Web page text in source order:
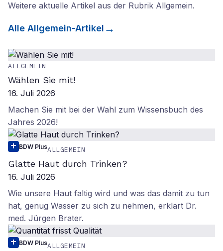
Weitere aktuelle Artikel aus der Rubrik Allgemein.
Alle Allgemein-Artikel
ALLGEMEIN
Wählen Sie mit!
16. Juli 2026
Machen Sie mit bei der Wahl zum Wissensbuch des
Jahres 2026!
BDW PlusALLGEMEIN
Glatte Haut durch Trinken?
16. Juli 2026
Wie unsere Haut faltig wird und was das damit zu tun
hat, genug Wasser zu sich zu nehmen, erklärt Dr.
med. Jürgen Brater.
BDW PlusALLGEMEIN